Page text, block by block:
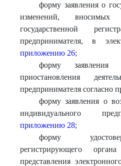
форму заявления о
изменений,
государственной
предпринимателя, в
приложению 26;
форму
приостановления
предпринимателя согласно
форму заявления о
индивидуального
приложению 28;
форму
регистрирующего
представления